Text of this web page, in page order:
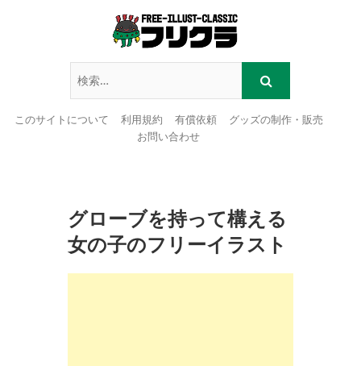
このサイトについて 利用規約 有償依頼
グッズの制作・販売
お問い合わせ
グローブを持って構える
女の子のフリーイラスト